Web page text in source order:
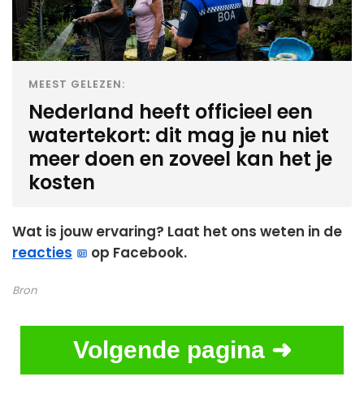
MEEST GELEZEN:
Nederland heeft officieel een
watertekort: dit mag je nu niet
meer doen en zoveel kan het je
kosten
Wat is jouw ervaring? Laat het ons weten in de
reacties
op Facebook.
Bron
Volgende pagina ➜